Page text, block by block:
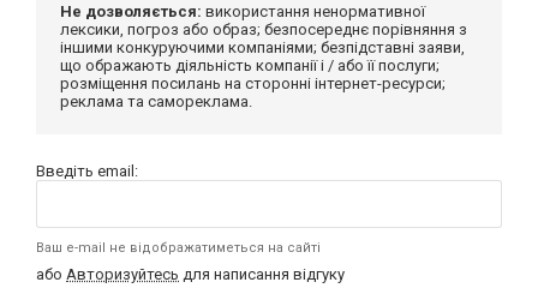
Не дозволяється: використання ненормативної
лексики, погроз або образ; безпосереднє порівняння з
іншими конкуруючими компаніями; безпідставні заяви,
що ображають діяльність компанії і / або її послуги;
розміщення посилань на сторонні інтернет-ресурси;
реклама та самореклама.
Введіть email:
Ваш e-mail не відображатиметься на сайті
або Авторизуйтесь для написання відгуку